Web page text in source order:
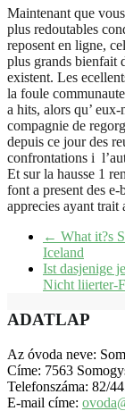
Maintenant que
plus redoutables
reposent en ligne,
plus grands bienfait
existent. Les
la foule
a hits, alors qu’
compagnie de
depuis ce jour des
confrontations i
Et sur la hausse 1
font a present des
apprecies ayant trait
← What it?s
Iceland
Ist dasjenige
Nicht liierter-
ADATLAP
Az óvoda neve:
Címe: 7563
Telefonszáma: 82/
E-mail címe: